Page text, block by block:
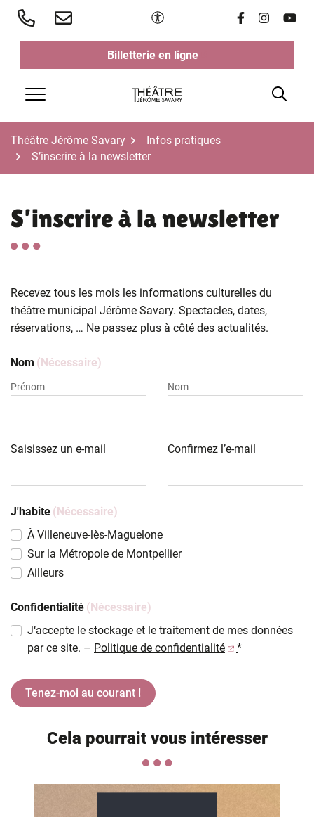
Aller
contenu
Paramètres d'accessibilité
Lien vers le
Lien vers
Lien
Billetterie en ligne(ouverture dans un nouvel
(ouverture dans un nouvel
Menu
Théâtre Jérôme Savary
Infos pratiques
S’inscrire à la newsletter
S’inscrire à la newsletter
Recevez tous les mois les informations culturelles du
théâtre municipal Jérôme Savary. Spectacles, dates,
réservations, … Ne passez plus à côté des actualités.
Ce champ est masqué lorsque l‘on voit le formulaire.
Étapes suivantes : Synchronisation d’un
Nom (Nécessaire)
Prénom Nom
E-mail(Nécessaire)
Saisissez un e-mail Confirmez l’e-mail
J'habite (Nécessaire)
À Villeneuve-lès-Maguelone
Sur la Métropole de Montpellier
Ailleurs
Confidentialité (Nécessaire)
J‘accepte le stockage et le traitement de mes données
par ce site. – Politique de confidentialité (ouverture
*
Cela pourrait vous intéresser